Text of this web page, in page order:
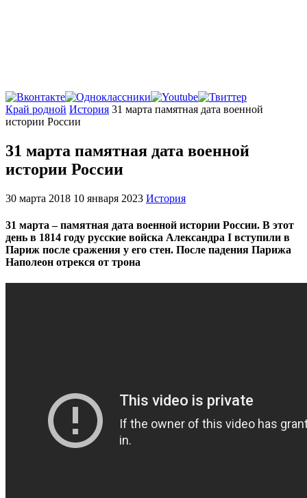
Главная
Край родной История 31 марта памятная дата военной
истории России
31 марта памятная дата военной
истории России
30 марта 2018 10 января 2023 История
31 марта – памятная дата военной истории России. В этот
день в 1814 году русские войска Александра I вступили в
Париж после сражения у его стен. После падения Парижа
Наполеон отрекся от трона